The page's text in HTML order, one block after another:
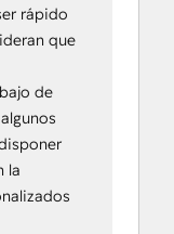
rápido
que
de
la